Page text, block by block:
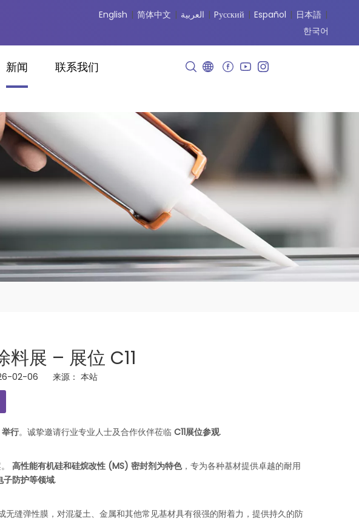
English | 简体中文 | العربية | Pусский | Español | 日本語 |
한국어
新闻 联系我们
展 – 展位 C11
02-06 来源： 本站
举行。诚挚邀请行业专业人士及合作伙伴莅临 C11展位参观.
高性能有机硅和硅烷改性 (MS) 密封剂为特色，专为各种基材提供卓越的耐用
子防护等领域.
无缝弹性膜，对混凝土、金属和其他常见基材具有很强的附着力，提供持久的防